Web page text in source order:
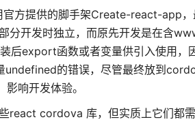
官方提供的脚手架Create-react-app
分开发时独立，而原先开发是在含
后export函数或者变量供引入使用
undefined的错误，尽管最终放到
响开发体验。
react cordova 库，但实质上它们都